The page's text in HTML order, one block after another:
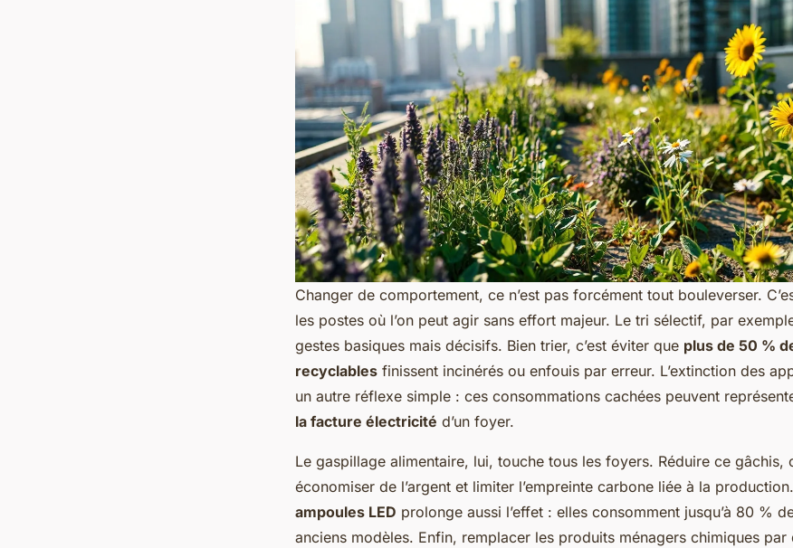
Changer de comportement, ce n’est pas forcément tout bouleverser.
les postes où l’on peut agir sans effort majeur. Le tri sélectif, par
gestes basiques mais décisifs. Bien trier, c’est éviter que plus de 50 %
recyclables finissent incinérés ou enfouis par erreur. L’extinction des
un autre réflexe simple : ces consommations cachées peuvent
la facture électricité d’un foyer.
Le gaspillage alimentaire, lui, touche tous les foyers. Réduire ce gâchis,
économiser de l’argent et limiter l’empreinte carbone liée à la
ampoules LED prolonge aussi l’effet : elles consomment jusqu’à 80 %
anciens modèles. Enfin, remplacer les produits ménagers chimiques par